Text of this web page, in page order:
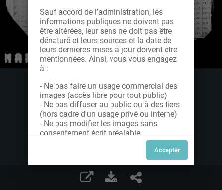
Sauf accord de l’administration, les
informations publiques ne doivent pas
être altérées, leur sens ne doit pas être
dénaturé et leurs sources et la date de
leurs dernières mises à jour doivent être
mentionnées. Ainsi, vous vous engagez
à :
- Ne pas faire un usage commercial des
images (accès libre pour tout public)
- Ne pas diffuser au public ou à des tiers
(hors cadre d'un usage privé ou interne)
- Ne pas modifier les images sans
consentement écrit préalable
Dans le cas contraire, nous vous invitons
à nous contacter afin de solliciter le type
de Licence souhaitée parmi celles
proposées et le cas échéant, acquitter